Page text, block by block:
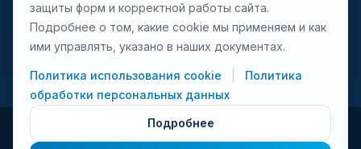
Поиск вакансий
Просмотр компаний
© 2026 Seajobs.ru Все права защищены.
защиты форм и корректной работы сайта.
Подробнее о том, какие cookie мы применяем и как
ими управлять, указано в наших документах.
Политика использования cookie
Политика
обработки персональных данных
Подробнее